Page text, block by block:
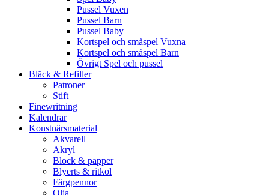
Pussel Vuxen
Pussel Barn
Pussel Baby
Kortspel och småspel Vuxna
Kortspel och småspel Barn
Övrigt Spel och pussel
Bläck & Refiller
Patroner
Stift
Finewritning
Kalendrar
Konstnärsmaterial
Akvarell
Akryl
Block & papper
Blyerts & ritkol
Färgpennor
Olja